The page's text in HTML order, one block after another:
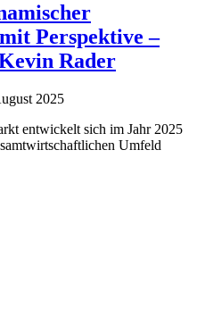
Perspektive –
Rader
2025
entwickelt sich im Jahr 2025
Umfeld